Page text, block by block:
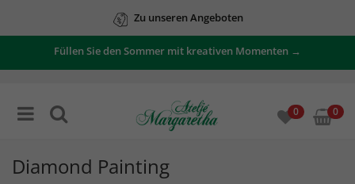
Zu unseren Angeboten
Füllen Sie den Sommer mit kreativen Momenten →
0 0
Diamond Painting